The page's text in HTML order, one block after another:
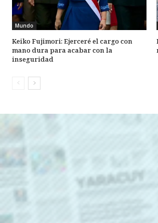
Mundo
Keiko Fujimori: Ejerceré el cargo con
mano dura para acabar con la
inseguridad